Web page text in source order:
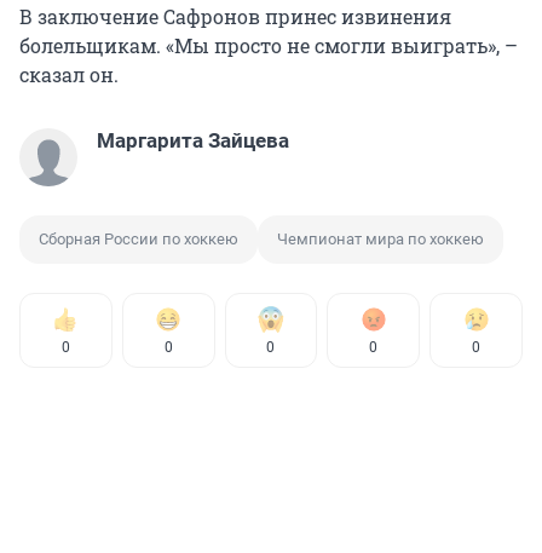
В заключение Сафронов принес извинения
болельщикам. «Мы просто не смогли выиграть», –
сказал он.
Маргарита Зайцева
Сборная России по хоккею Чемпионат мира по хоккею
0 0 0 0 0